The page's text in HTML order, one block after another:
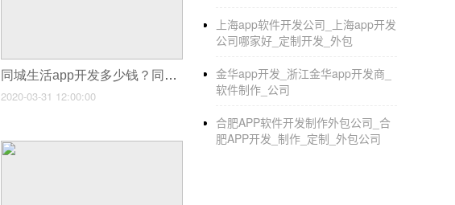
看3天左右，就可以开始自己写一些小应
在写这些小应用的时，必然会遇到很多
查看google官方文档，初学者不建议参考官
完成一些小项目的开发以后可以尝试一
学习android体系架构，为什么较后再学
同城生活app开发多少钱？同城app开发功能模块
2020-03-31 12:00:00
上海app软件开发公司_上海app开发
公司哪家好_定制开发_外包
金华app开发_浙江金华app开发商_
软件制作_公司
合肥APP软件开发制作外包公司_合
肥APP开发_制作_定制_外包公司